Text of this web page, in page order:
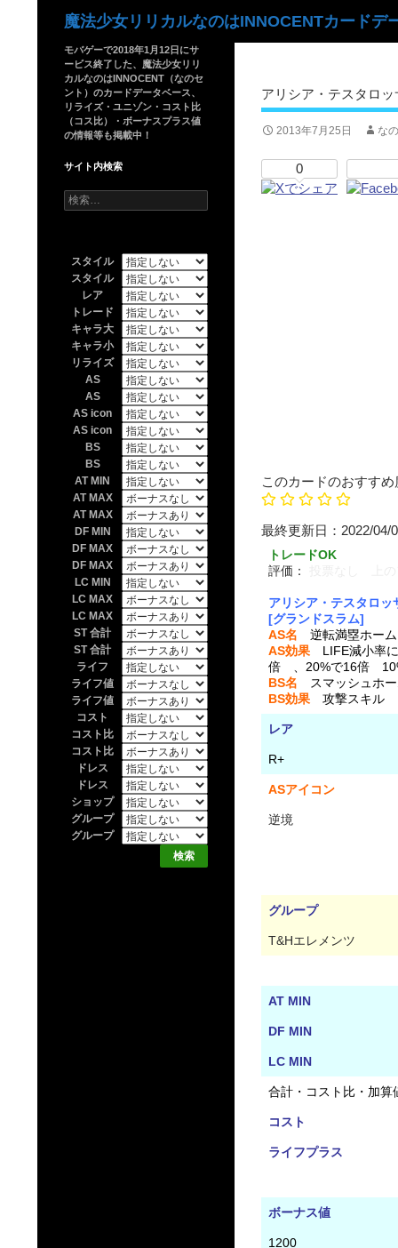
魔法少女リリカルなのはINNOCENTカードデ
アリシア・テスタロ
2013年7月25日 な
0
このカードのおすすめ
最終更新日
トレードOK
評価：
アリシア・テスタロッ
[グランドスラム]
AS名 逆転満塁ホー
AS効果 LIFE減小率
倍 、20%で16倍
BS名 スマッシュホ
BS効果 攻撃スキル
レア
R+
ASアイコン
逆境
グループ
T&Hエレメンツ
AT MIN
DF MIN
LC MIN
合計・コスト比・加算
コスト
ライフプラス
ボーナス値
1200
モバゲーで2018年1月12日にサ
ービス終了した、魔法少女リリ
カルなのはINNOCENT（なのセ
ント）のカードデータベース、
リライズ・ユニゾン・コスト比
（コス比）・ボーナスプラス値
の情報等も掲載中！
サイト内検索
検
索:
スタイル
スタイル
レア
トレード
キャラ大
キャラ小
リライズ
AS
AS
AS icon
AS icon
BS
BS
AT MIN
AT MAX
AT MAX
DF MIN
DF MAX
DF MAX
LC MIN
LC MAX
LC MAX
ST 合計
ST 合計
ライフ
ライフ値
ライフ値
コスト
コスト比
コスト比
ドレス
ドレス
ショップ
グループ
グループ